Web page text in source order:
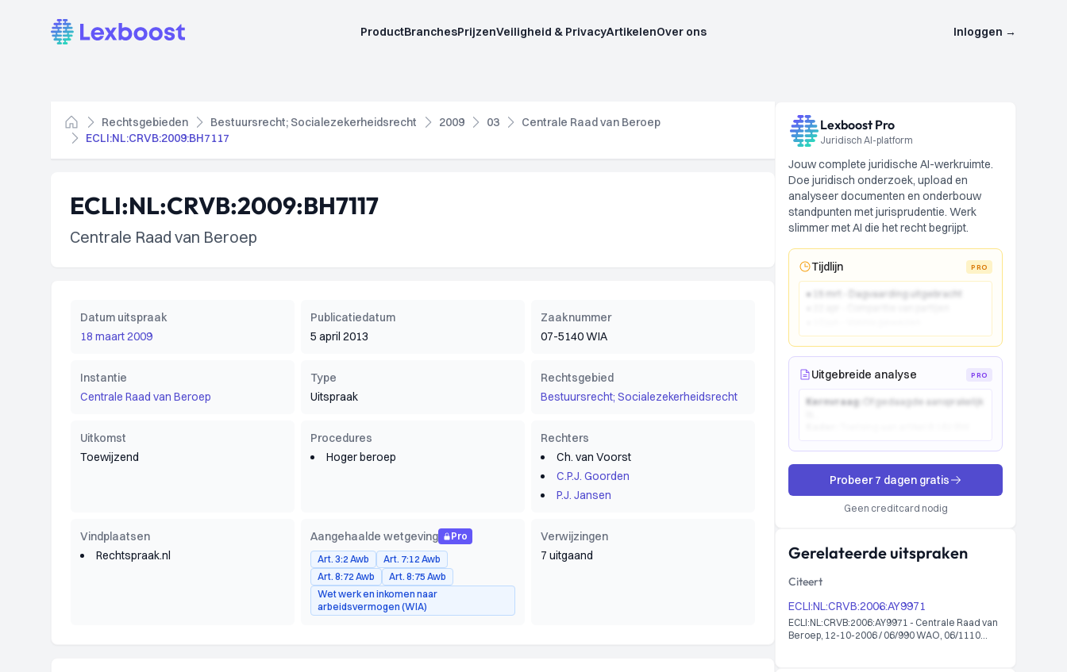
Lexboost ProductBranchesPrijzenVeiligheid & PrivacyArtikelenOver ons Inloggen →
Home
Rechtsgebieden Bestuursrecht; Socialezekerheidsrecht 2009 03
Centrale Raad van Beroep
ECLI:NL:CRVB:2009:BH7117
ECLI:NL:CRVB:2009:BH7117
Centrale Raad van Beroep
Datum uitspraak
18 maart 2009
Publicatiedatum
5 april 2013
Zaaknummer
07-5140 WIA
Instantie
Centrale Raad van Beroep
Type
Uitspraak
Rechtsgebied
Bestuursrecht; Socialezekerheidsrecht
Uitkomst
Toewijzend
Procedures
Hoger beroep
Rechters
Ch. van Voorst
C.P.J. Goorden
P.J. Jansen
Vindplaatsen
Rechtspraak.nl
Aangehaalde wetgeving
Pro
Art. 3:2 Awb
Art. 7:12 Awb
Art. 8:72 Awb
Art. 8:75 Awb
Wet werk en inkomen naar
arbeidsvermogen (WIA)
Verwijzingen
7 uitgaand
Lexboost Pro
Juridisch AI-platform
Jouw complete juridische AI-werkruimte.
Doe juridisch onderzoek, upload en
analyseer documenten en onderbouw
standpunten met jurisprudentie. Werk
slimmer met AI die het recht begrijpt.
Tijdlijn PRO
● 15 mrt - Dagvaarding uitgebracht
Uitgebreide analyse PRO
Kernvraag:
Of gedaagde aansprakelijk
Probeer 7 dagen gratis
Geen creditcard nodig
Gerelateerde uitspraken
Citeert
ECLI:NL:CRVB:2006:AY9971
ECLI:NL:CRVB:2006:AY9971 - Centrale Raad van
Beroep, 12-10-2006 / 06/990 WAO, 06/1110